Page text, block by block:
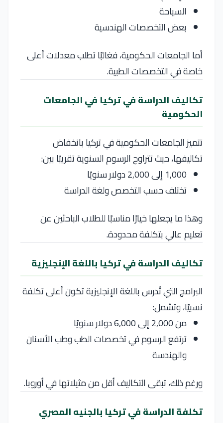
السياحة
بعض التخصصات الهندسية
أما الجامعات الحكومية، فغالبًا تطلب معدلات أعلى
خاصة في التخصصات الطبية.
تكاليف الدراسة في تركيا في الجامعات
الحكومية
تتميز الجامعات الحكومية في تركيا بانخفاض
تكاليفها، حيث تتراوح الرسوم السنوية تقريبًا بين:
1,000 إلى 2,000 دولار سنويًا
تختلف حسب التخصص ولغة الدراسة
وهذا ما يجعلها خيارًا مناسبًا للطلاب الباحثين عن
تعليم عالي بتكلفة محدودة.
تكاليف الدراسة في تركيا باللغة الإنجليزية
البرامج التي تُدرس باللغة الإنجليزية تكون أعلى تكلفة
نسبيًا، وتشمل:
من 2,000 إلى 6,000 دولار سنويًا
ترتفع الرسوم في تخصصات الطب وطب الأسنان
والهندسة
ورغم ذلك، تبقى التكاليف أقل من مثيلاتها في أوروبا.
تكلفة الدراسة في تركيا بالجنيه المصري